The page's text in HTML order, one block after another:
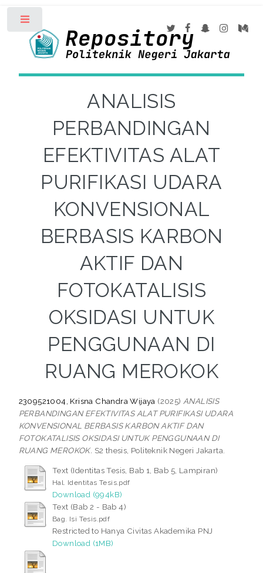
ANALISIS
PERBANDINGAN
EFEKTIVITAS ALAT
PURIFIKASI UDARA
KONVENSIONAL
BERBASIS KARBON
AKTIF DAN
FOTOKATALISIS
OKSIDASI UNTUK
PENGGUNAAN DI
RUANG MEROKOK
2309521004, Krisna Chandra Wijaya (2025) ANALISIS
PERBANDINGAN EFEKTIVITAS ALAT PURIFIKASI UDARA
KONVENSIONAL BERBASIS KARBON AKTIF DAN
FOTOKATALISIS OKSIDASI UNTUK PENGGUNAAN DI
RUANG MEROKOK. S2 thesis, Politeknik Negeri Jakarta.
Text (Identitas Tesis, Bab 1, Bab 5, Lampiran)
Hal. Identitas Tesis.pdf
Download (994kB)
Text (Bab 2 - Bab 4)
Bag. Isi Tesis.pdf
Restricted to Hanya Civitas Akademika PNJ
Download (1MB)